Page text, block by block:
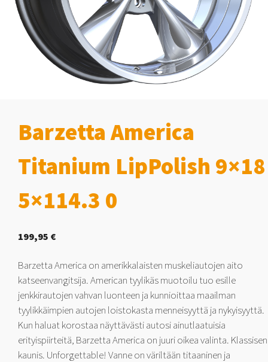
Barzetta America
Titanium LipPolish 9×18
5×114.3 0
199,95 €
Barzetta America on amerikkalaisten muskeliautojen aito
katseenvangitsija. American tyylikäs muotoilu tuo esille
jenkkirautojen vahvan luonteen ja kunnioittaa maailman
tyylikkäimpien autojen loistokasta menneisyyttä ja nykyisyyttä.
Kun haluat korostaa näyttävästi autosi ainutlaatuisia
erityispiirteitä, Barzetta America on juuri oikea valinta. Klassisen
kaunis. Unforgettable! Vanne on väriltään titaaninen ja